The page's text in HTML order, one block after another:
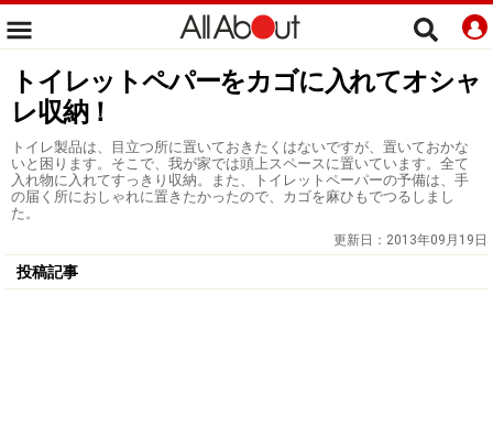
トイレットペパーをカゴに入れてオシャ
レ収納！
トイレ製品は、目立つ所に置いておきたくはないですが、置いておかな
いと困ります。そこで、我が家では頭上スペースに置いています。全て
入れ物に入れてすっきり収納。また、トイレットペーパーの予備は、手
の届く所におしゃれに置きたかったので、カゴを麻ひもでつるしまし
た。
更新日： 2013年09月19日
投稿記事